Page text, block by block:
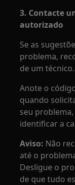
3. Contacte
autorizado
Se as
problema,
de um técnico.
Anote o
quando
seu
identificar a
Aviso: Não
até o
Desligue o
de que tudo